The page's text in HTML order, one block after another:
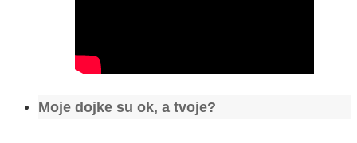
Moje dojke su ok, a tvoje?